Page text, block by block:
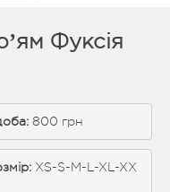
Фуксія
800 грн
XS-S-M-L-XL-XX